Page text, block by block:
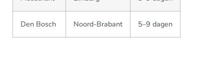
Den Bosch Noord-Brabant 5–9 dagen